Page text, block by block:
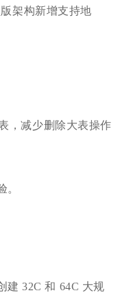
架构新增支持地
，减少删除大表操作
。
建 32C 和 64C 大规